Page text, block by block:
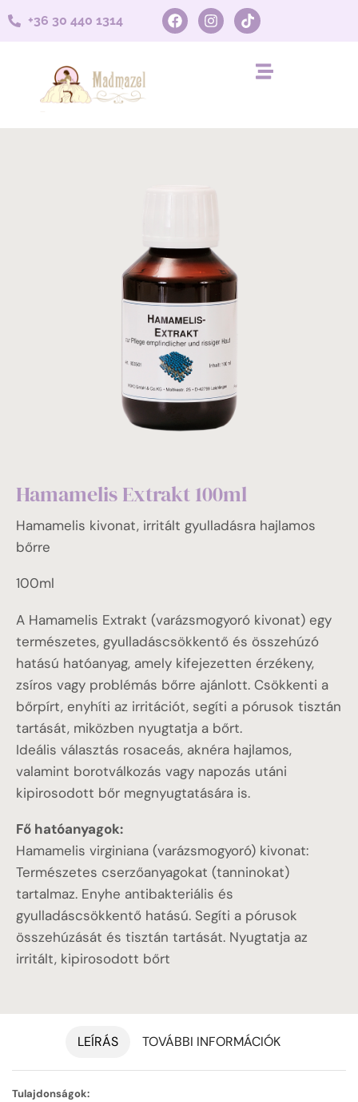
+36 30 440 1314
Hamamelis Extrakt 100ml
Hamamelis kivonat, irritált gyulladásra hajlamos
bőrre
100ml
A Hamamelis Extrakt (varázsmogyoró kivonat) egy
természetes, gyulladáscsökkentő és összehúzó
hatású hatóanyag, amely kifejezetten érzékeny,
zsíros vagy problémás bőrre ajánlott. Csökkenti a
bőrpírt, enyhíti az irritációt, segíti a pórusok tisztán
tartását, miközben nyugtatja a bőrt.
Ideális választás rosaceás, aknéra hajlamos,
valamint borotválkozás vagy napozás utáni
kipirosodott bőr megnyugtatására is.
Fő hatóanyagok:
Hamamelis virginiana (varázsmogyoró) kivonat:
Természetes cserzőanyagokat (tanninokat)
tartalmaz. Enyhe antibakteriális és
gyulladáscsökkentő hatású. Segíti a pórusok
összehúzását és tisztán tartását. Nyugtatja az
irritált, kipirosodott bőrt
LEÍRÁS TOVÁBBI INFORMÁCIÓK
Tulajdonságok: